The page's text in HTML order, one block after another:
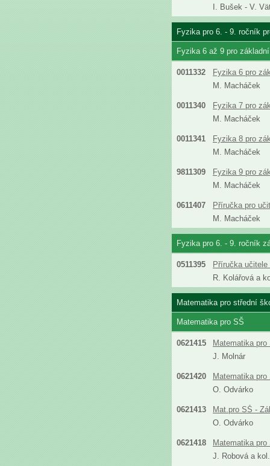
I. Bušek - V.
Fyzika pro 6. - 9. ročník
Fyzika 6 až 9 pro
0011332
Fyzika 6 pro
M. Macháček
0011340
Fyzika 7 pro
M. Macháček
0011341
Fyzika 8 pro
M. Macháček
9811309
Fyzika 9 pro
M. Macháček
0611407
Příručka pro
M. Macháček
Fyzika pro 6. - 9. ročník
0511395
Příručka
R. Kolářová a
Matematika pro střední
Matematika pro SŠ
0621415
Matematika
J. Molnár
0621420
Matematika
O. Odvárko
0621413
Mat.pro SŠ -
O. Odvárko
0621418
Matematika
J. Robová a kol.